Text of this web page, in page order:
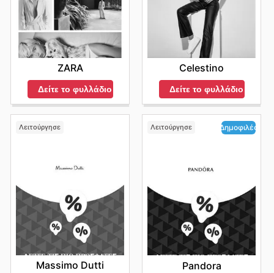
ZARA
Δείτε το φυλλάδιο
Celestino
Δείτε το φυλλάδιο
Λειτούργησε
Massimo Dutti
Λειτούργησε Δημοφιλές
Pandora